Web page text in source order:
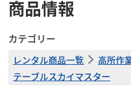
商品情報
カテゴリー
レンタル商品一覧
高所作
テーブルスカイマスター